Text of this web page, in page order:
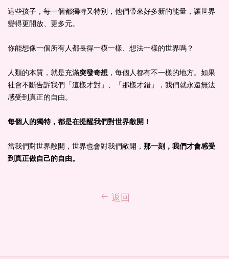
這些孩子，每一個都獨特又特別，他們帶來好多新的能量，讓世界
變得更開放、更多元。
你能想像一個所有人都長得一模一樣、想法一樣的世界嗎？
人類的本質，就是充滿突發奇想 ，每個人都有不一樣的地方。如果
社會不斷告訴我們「這樣才對」、「那樣才錯」，我們就永遠無法
感受到真正的自由。
每個人的獨特，都是在提醒我們對世界敞開！
當我們對世界敞開，世界也會對我們敞開， 那一刻，我們才會感受
到真正做自己的自由。
返回